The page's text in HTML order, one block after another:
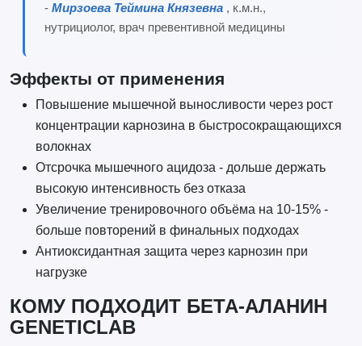
- Мирзоева Теймина Князевна , к.м.н.,
нутрициолог, врач превентивной медицины
Эффекты от применения
Повышение мышечной выносливости через рост
концентрации карнозина в быстросокращающихся
волокнах
Отсрочка мышечного ацидоза - дольше держать
высокую интенсивность без отказа
Увеличение тренировочного объёма на 10-15% -
больше повторений в финальных подходах
Антиоксидантная защита через карнозин при
нагрузке
КОМУ ПОДХОДИТ БЕТА-АЛАНИН
GENETICLAB